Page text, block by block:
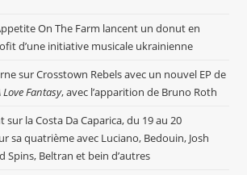
On The Farm lancent un donut en
d’une initiative musicale ukrainienne
sur Crosstown Rebels avec un nouvel EP de
Love Fantasy, avec l’apparition de Bruno Roth
la Costa Da Caparica, du 19 au 20
sa quatrième avec Luciano, Bedouin, Josh
Spins, Beltran et bein d’autres